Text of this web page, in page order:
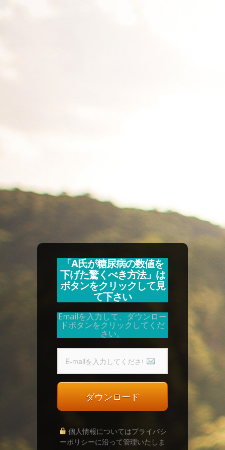
「A氏が糖尿病の数値を
下げた驚くべき方法」は
ボタンをクリックして見
て下さい
Emailを入力して、ダウンロー
ドボタンをクリックしてくだ
さい。
ダウンロード
個人情報についてはプライバシ
ーポリシーに沿って管理いたしま